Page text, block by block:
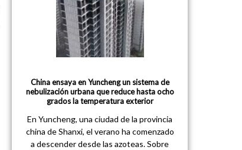
China ensaya en Yuncheng un sistema de
nebulización urbana que reduce hasta ocho
grados la temperatura exterior
En Yuncheng, una ciudad de la provincia
china de Shanxi, el verano ha comenzado
a descender desde las azoteas. Sobre